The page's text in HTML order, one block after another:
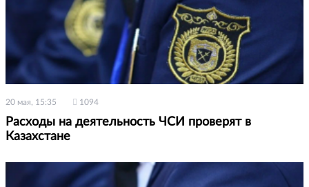
20 мая, 15:35 1094
Расходы на деятельность ЧСИ проверят в
Казахстане